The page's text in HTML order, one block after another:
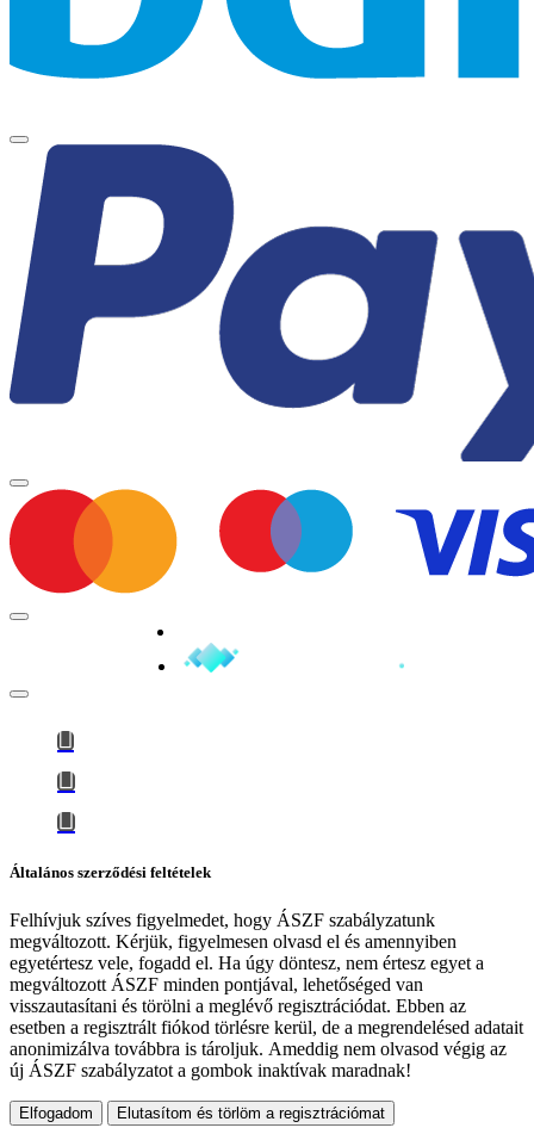
Általános szerződési feltételek
Felhívjuk szíves figyelmedet, hogy ÁSZF szabályzatunk
megváltozott. Kérjük, figyelmesen olvasd el és amennyiben
egyetértesz vele, fogadd el. Ha úgy döntesz, nem értesz egyet a
megváltozott ÁSZF minden pontjával, lehetőséged van
visszautasítani és törölni a meglévő regisztrációdat. Ebben az
esetben a regisztrált fiókod törlésre kerül, de a megrendelésed adatait
anonimizálva továbbra is tároljuk. Ameddig nem olvasod végig az
új ÁSZF szabályzatot a gombok inaktívak maradnak!
Elfogadom Elutasítom és törlöm a regisztrációmat